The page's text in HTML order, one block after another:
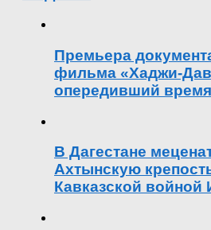
Премьера
фильма «Хаджи-
опередивший
В Дагестане
Ахтынскую
Кавказской